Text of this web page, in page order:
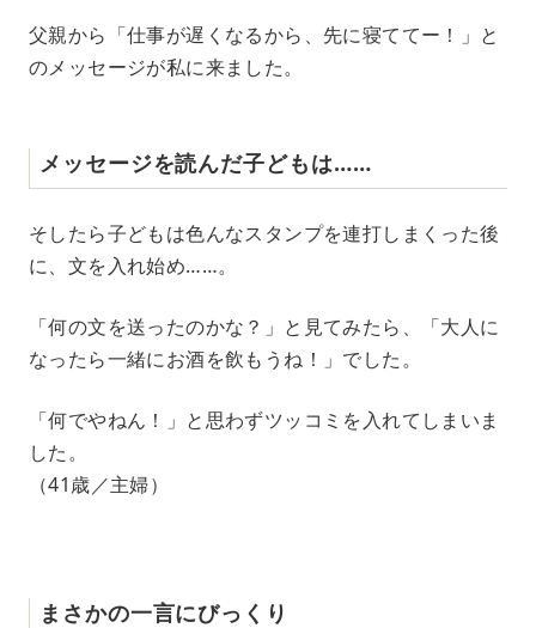
父親から「仕事が遅くなるから、先に寝ててー！」と
のメッセージが私に来ました。
メッセージを読んだ子どもは……
そしたら子どもは色んなスタンプを連打しまくった後
に、文を入れ始め……。
「何の文を送ったのかな？」と見てみたら、「大人に
なったら一緒にお酒を飲もうね！」でした。
「何でやねん！」と思わずツッコミを入れてしまいま
した。
（41歳／主婦）
まさかの一言にびっくり